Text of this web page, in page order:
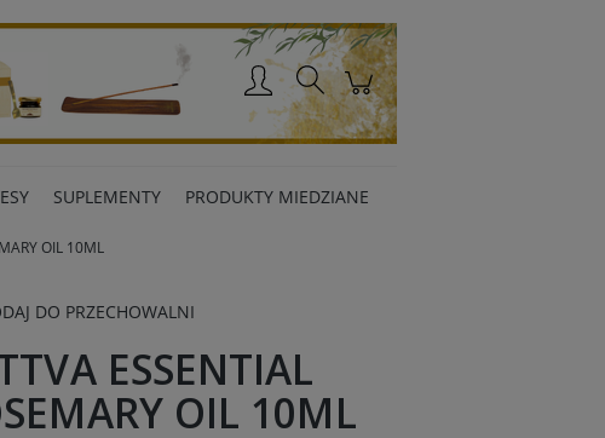
SUPLEMENTY PRODUKTY MIEDZIANE
OIL 10ML
DO PRZECHOWALNI
ESSENTIAL
OIL 10ML